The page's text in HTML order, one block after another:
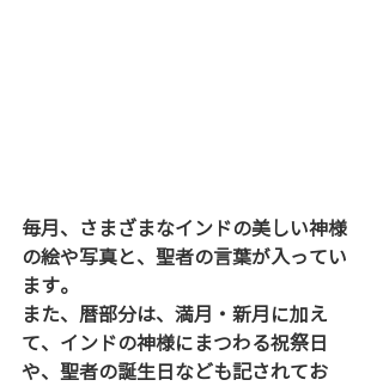
毎月、さまざまなインドの美しい神様
の絵や写真と、聖者の言葉が入ってい
ます。
また、暦部分は、満月・新月に加え
て、インドの神様にまつわる祝祭日
や、聖者の誕生日なども記されてお